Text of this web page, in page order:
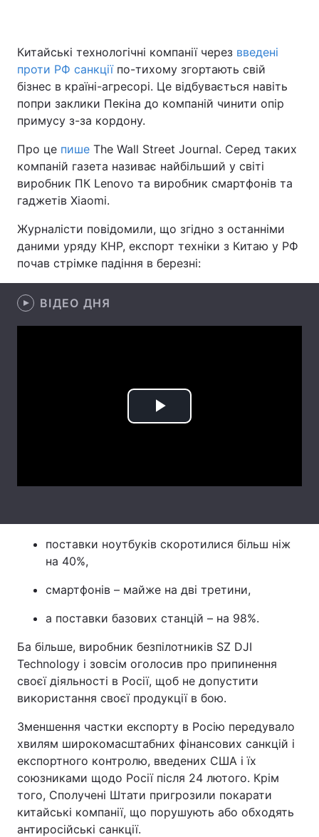
Головна Війна
Україна Політика
Економіка
Спорт Наука
Техно і зв'язок Лайт
Здоров'я Туризм
Екологія
Тема оформлення
Китайські технологічні компанії через введені
проти РФ санкціїпо-тихому згортають свій
бізнес в країні-агресорі. Це відбувається навіть
попри заклики Пекіна до компаній чинити опір
примусу з-за кордону.
Про це пише The Wall Street Journal. Серед таких
компаній газета називає найбільший у світі
виробник ПК Lenovo та виробник смартфонів та
гаджетів Xiaomi.
Журналісти повідомили, що згідно з останніми
даними уряду КНР, експорт техніки з Китаю у РФ
почав стрімке падіння в березні:
ВІДЕО ДНЯ
Play
поставки ноутбуків скоротилися більш ніж
на 40%,
смартфонів – майже на дві третини,
а поставки базових станцій – на 98%.
Ба більше, виробник безпілотників SZ DJI
Technology і зовсім оголосив про припинення
своєї діяльності в Росії, щоб не допустити
використання своєї продукції в бою.
Зменшення частки експорту в Росію передувало
хвилям широкомасштабних фінансових санкцій і
експортного контролю, введених США і їх
союзниками щодо Росії після 24 лютого. Крім
того, Сполучені Штати пригрозили покарати
китайські компанії, що порушують або обходять
антиросійські санкції.